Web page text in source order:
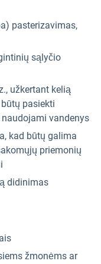
pasterizavimas,
sąlyčio
užkertant kelią
pasiekti
vandenys
kad būtų galima
priemonių
didinimas
žmonėms ar